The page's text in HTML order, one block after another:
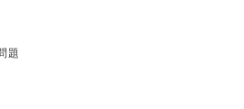
ー
題